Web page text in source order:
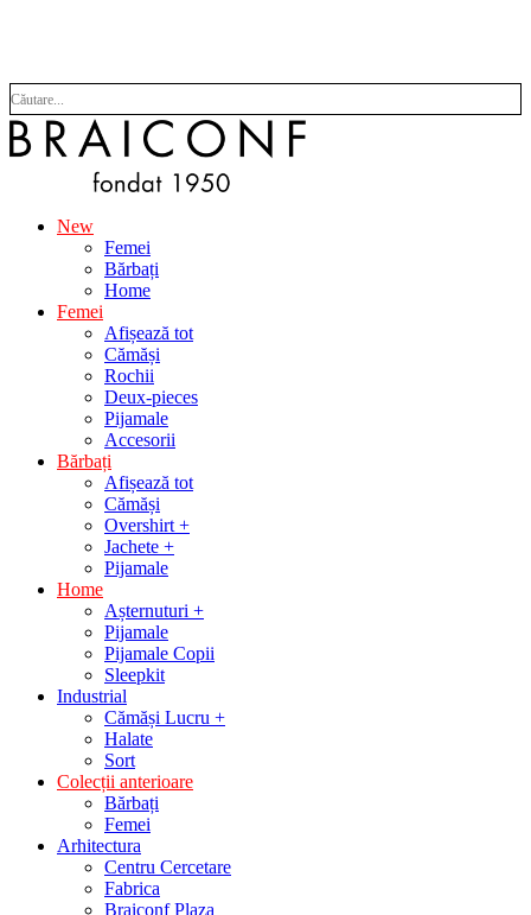
New
Femei
Bărbați
Home
Femei
Afișează tot
Cămăși
Rochii
Deux-pieces
Pijamale
Accesorii
Bărbați
Afișează tot
Cămăși
Overshirt +
Jachete +
Pijamale
Home
Așternuturi +
Pijamale
Pijamale Copii
Sleepkit
Industrial
Cămăși Lucru +
Halate
Sort
Colecții anterioare
Bărbați
Femei
Arhitectura
Centru Cercetare
Fabrica
Braiconf Plaza